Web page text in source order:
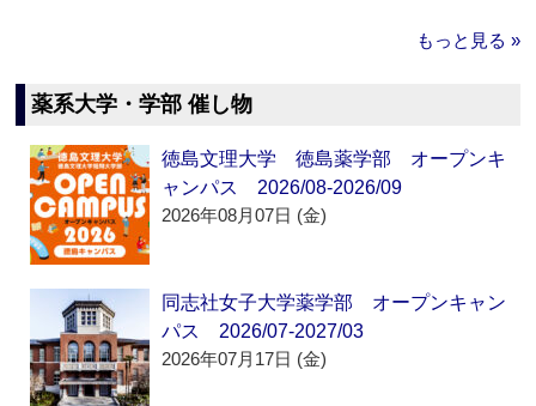
もっと見る »
薬系大学・学部 催し物
徳島文理大学 徳島薬学部 オープンキ
ャンパス 2026/08-2026/09
2026年08月07日 (金)
同志社女子大学薬学部 オープンキャン
パス 2026/07-2027/03
2026年07月17日 (金)